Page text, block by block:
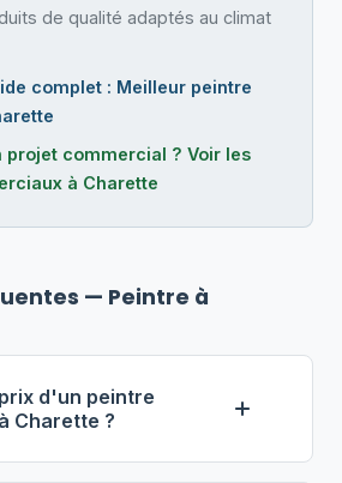
de qualité adaptés au climat
complet : Meilleur peintre
projet commercial ? Voir les
à Charette
— Peintre à
d'un peintre
Charette ?
tarif horaire d'un peintre